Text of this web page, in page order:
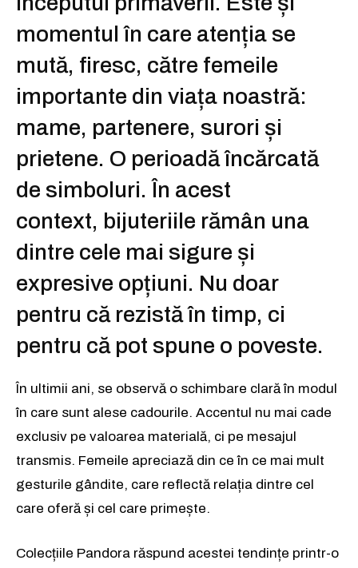
momentul în care atenția se
mută, firesc, către femeile
importante din viața noastră:
mame, partenere, surori și
prietene. O perioadă încărcată
de simboluri. În acest
context, bijuteriile rămân una
dintre cele mai sigure și
expresive opțiuni. Nu doar
pentru că rezistă în timp, ci
pentru că pot spune o poveste.
În ultimii ani, se observă o schimbare clară în modul
în care sunt alese cadourile. Accentul nu mai cade
exclusiv pe valoarea materială, ci pe mesajul
transmis. Femeile apreciază din ce în ce mai mult
gesturile gândite, care reflectă relația dintre cel
care oferă și cel care primește.
Colecțiile Pandora răspund acestei tendințe printr-o